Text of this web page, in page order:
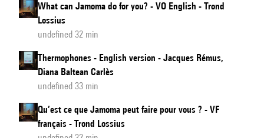
What can Jamoma do for you? - VO English - Trond
Lossius
undefined 32 min
Thermophones - English version - Jacques Rémus,
Diana Baltean Carlès
undefined 33 min
Qu’est ce que Jamoma peut faire pour vous ? - VF
français - Trond Lossius